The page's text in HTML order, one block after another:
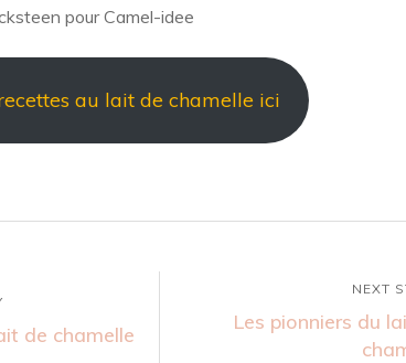
pour Camel-idee
au lait de chamelle ici
de chamelle
NEXT
Les pionniers du